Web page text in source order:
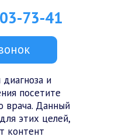
73-41
и
посетите
врача. Данный
этих целей,
контент